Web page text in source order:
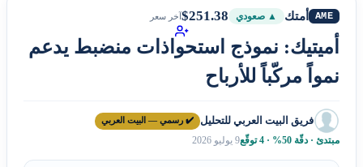
AME أمتك ▲ صعودي $251.38آخر سعر
أميتيك: نموذج استحواذات منضبط يدعم
نمواً مركّباً للأرباح
فريق البيت العربي للتحليل ✔️ رسمي — البيت العربي
مبتدئ · دقّة 50% · 4 توقّع 9 يوليو 2026